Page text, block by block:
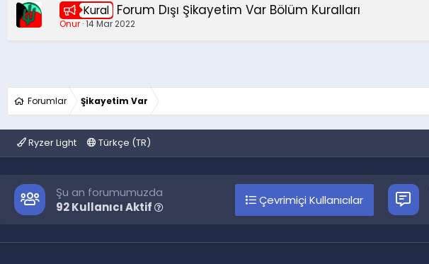
Kural Forum Dışı Şikayetim Var Bölüm Kuralları
Onur 14 Mar 2022
Forumlar Şikayetim Var
Ryzer Light Türkçe (TR)
Şu an forumumuzda
92 Kullanıcı Aktif
Çevrimiçi Kullanıcılar